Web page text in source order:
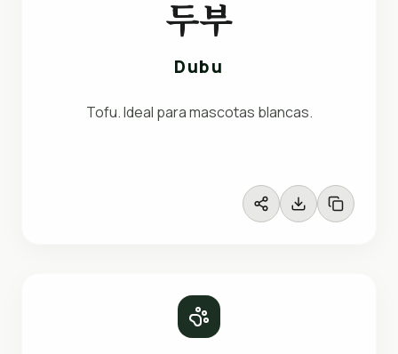
두부
Dubu
Tofu. Ideal para mascotas blancas.